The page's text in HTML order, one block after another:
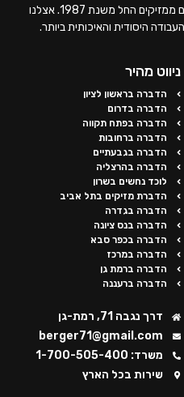
ברגר הדברות, שומרים על בתים נקיים ממזיקים החל משנת 1987. אצלנו
היסודית והאיכותית ביותר.
ניווט מהיר
הדברה בראשון לציון
הדברה בדרום
הדברה בפתח תקווה
הדברה ברחובות
הדברה בגבעתיים
הדברה בהרצליה
לוכד נחשים בשרון
הדברת מזיקים בתל אביב
הדברה בגדרה
הדברה בנס ציונה
הדברה בכפר סבא
הדברה במרכז
הדברה ברמת גן
הדברה ברעננה
דרך נגבה 71, רמת-גן
berger71@gmail.com
משרד: 1-700-505-400
שירות בכל הארץ